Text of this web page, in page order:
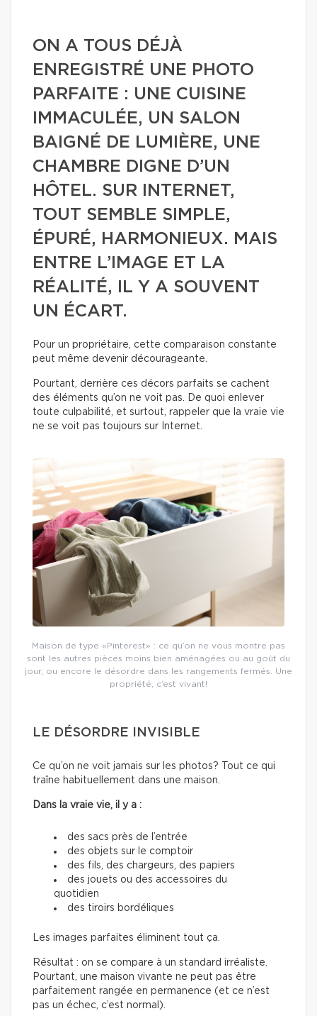
ON A TOUS DÉJÀ
ENREGISTRÉ UNE PHOTO
PARFAITE : UNE CUISINE
IMMACULÉE, UN SALON
BAIGNÉ DE LUMIÈRE, UNE
CHAMBRE DIGNE D’UN
HÔTEL. SUR INTERNET,
TOUT SEMBLE SIMPLE,
ÉPURÉ, HARMONIEUX. MAIS
ENTRE L’IMAGE ET LA
RÉALITÉ, IL Y A SOUVENT
UN ÉCART.
Pour un propriétaire, cette comparaison constante
peut même devenir décourageante.
Pourtant, derrière ces décors parfaits se cachent
des éléments qu’on ne voit pas. De quoi enlever
toute culpabilité, et surtout, rappeler que la vraie vie
ne se voit pas toujours sur Internet.
Maison de type «Pinterest» : ce qu’on ne vous montre pas
sont les autres pièces moins bien aménagées ou au goût du
jour, ou encore le désordre dans les rangements fermés. Une
propriété, c’est vivant!
LE DÉSORDRE INVISIBLE
Ce qu’on ne voit jamais sur les photos? Tout ce qui
traîne habituellement dans une maison.
Dans la vraie vie, il y a :
des sacs près de l’entrée
des objets sur le comptoir
des fils, des chargeurs, des papiers
des jouets ou des accessoires du
quotidien
des tiroirs bordéliques
Les images parfaites éliminent tout ça.
Résultat : on se compare à un standard irréaliste.
Pourtant, une maison vivante ne peut pas être
parfaitement rangée en permanence (et ce n’est
pas un échec, c’est normal).